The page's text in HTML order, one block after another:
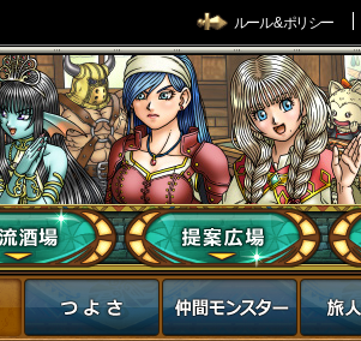
ルール & ポリシー